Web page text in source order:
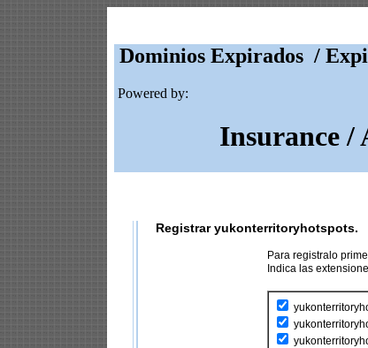
Dominios Expirados /
Powered by:
Insurance /
Registrar yukonterritoryhotspots.
Para registralo
Indica las